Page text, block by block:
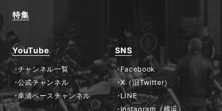
特集
YouTube
チャンネル一覧
公式チャンネル
幸浦ベースチャンネル
SNS
Facebook
X（旧Twitter）
LINE
Instagram（横浜）